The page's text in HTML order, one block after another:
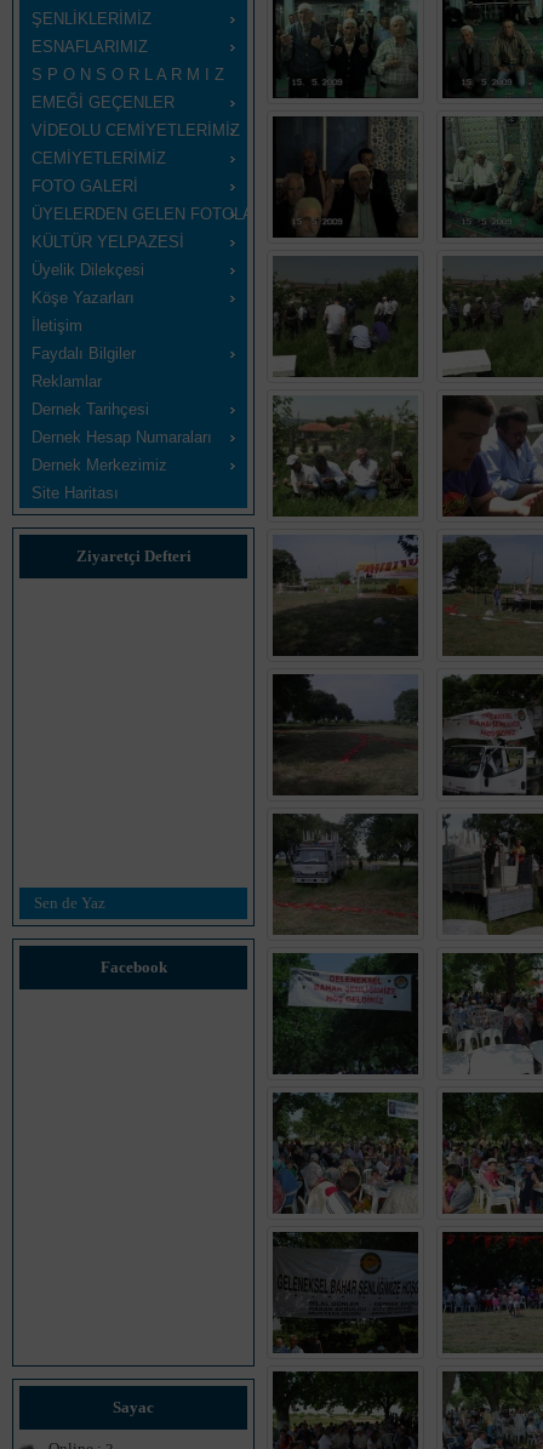
ŞENLİKLERİMİZ
ESNAFLARIMIZ
S P O N S O R L A R M I Z
EMEĞİ GEÇENLER
VİDEOLU CEMİYETLERİMİZ
CEMİYETLERİMİZ
FOTO GALERİ
ÜYELERDEN GELEN FOTOLAR
KÜLTÜR YELPAZESİ
Üyelik Dilekçesi
Köşe Yazarları
İletişim
Faydalı Bilgiler
Reklamlar
Dernek Tarihçesi
Dernek Hesap Numaraları
Dernek Merkezimiz
Site Haritası
Ziyaretçi Defteri
Sen de Yaz
Facebook
Sayac